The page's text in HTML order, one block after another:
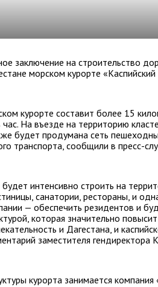
заключение на строительство
морском курорте
курорте составит более 15
На въезде на территорию
будет продумана сеть
транспорта, сообщили в пресс-
интенсивно строить на
санатории, рестораны, и
— обеспечить резидентов и
которая значительно повысит
и Дагестана, и
заместителя гендиректора
курорта занимается компания